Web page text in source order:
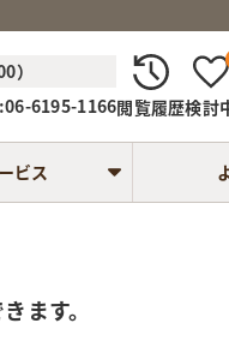
）
6195-1166閲覧履歴検討
ビス
ます。